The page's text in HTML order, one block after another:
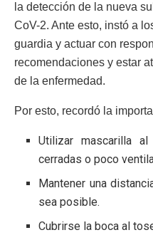
la detección de la nueva
CoV-2. Ante esto, instó a
guardia y actuar con
recomendaciones y estar
de la enfermedad.
Por esto, recordó la
Utilizar mascarilla
cerradas o poco
Mantener una
sea posible.
Cubrirse la boca al